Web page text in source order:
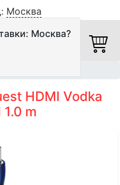
Москва
Москва?
HDMI Vodka
m